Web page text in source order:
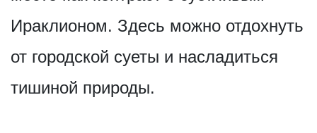
Ираклионом. Здесь можно отдохнуть
от городской суеты и насладиться
тишиной природы.